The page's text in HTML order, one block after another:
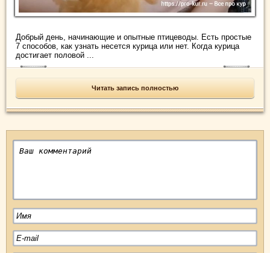
Добрый день, начинающие и опытные птицеводы. Есть простые
7 способов, как узнать несется курица или нет. Когда курица
достигает половой ...
Читать запись полностью